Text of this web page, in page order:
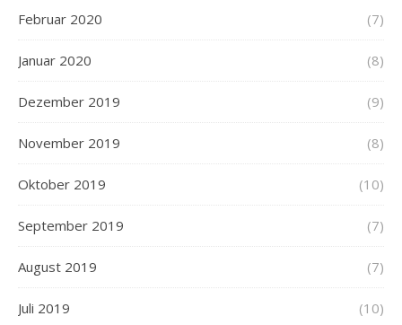
Februar 2020 (7)
Januar 2020 (8)
Dezember 2019 (9)
November 2019 (8)
Oktober 2019 (10)
September 2019 (7)
August 2019 (7)
Juli 2019 (10)